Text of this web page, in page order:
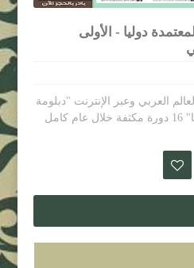
دوليا - الأولى
العربي وعبر الإنترنت "دبلومة
التنمية البشرية المعتمدة دوليًّا" 16 دورة مكثفة خلال عام كامل